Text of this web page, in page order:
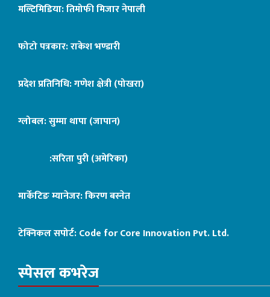
मल्टिमिडिया: तिमोफी मिजार नेपाली
फोटो पत्रकार: राकेश भण्डारी
प्रदेश प्रतिनिधि: गणेश क्षेत्री (पोखरा)
ग्लोबल: सुम्मा थापा (जापान)
:सरिता पुरी (अमेरिका)
मार्केटिङ म्यानेजर: किरण बस्नेत
टेक्निकल सपोर्ट:Code for Core Innovation Pvt. Ltd.
स्पेसल कभरेज